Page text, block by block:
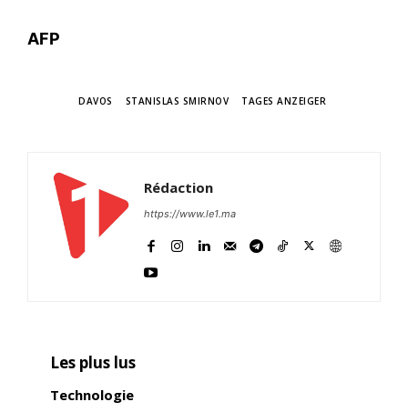
AFP
DAVOS STANISLAS SMIRNOV TAGES ANZEIGER
Rédaction
https://www.le1.ma
Les plus lus
Technologie